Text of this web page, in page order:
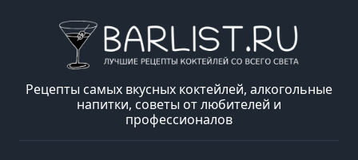
Рецепты самых вкусных коктейлей, алкогольные
напитки, советы от любителей и
профессионалов